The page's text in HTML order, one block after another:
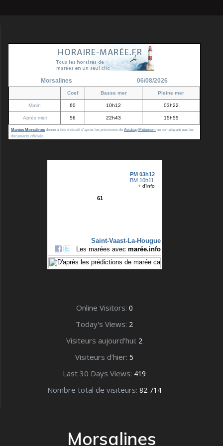
Morsalines 06/08/2026
Coef Basse mer Pleine mer
Matin 60 10h12 03h22
Après midi 56 22h43 15h55
Marées Morsalines donné à titre indicatif d'après les prévisions de Aviabag Météorem ne remplaçant pas les
documents officiels.
Online Visitors: 0
Today's Views: 2
Visiteurs aujourd’hui: 2
Visiteurs d’hier: 5
Last 30 Days Views: 419
Nombre total de visiteurs: 82 714
Morsalines